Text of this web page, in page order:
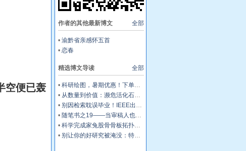
空便已轰
全部
作者的其他最新博文
• 渝黔省亲感怀五首
• 恋春
全部
精选博文导读
• 科研绘图，暑期优惠！下单立减500元
• 从数量到价值：濒危活化石ELF 理论重塑濒危物种保护优先级
• 别因检索耽误毕业！IEEE出版+EI快检索，8-9月会议合集征稿中
• 随笔书之19——当审稿人也开始使用AI，同行评议还是“同行”评议吗？
• 科学完成家兔股骨骨板拓扑优化方法的研究
• 别让你的好研究被淹没：特刊如何帮它找到“对的人”